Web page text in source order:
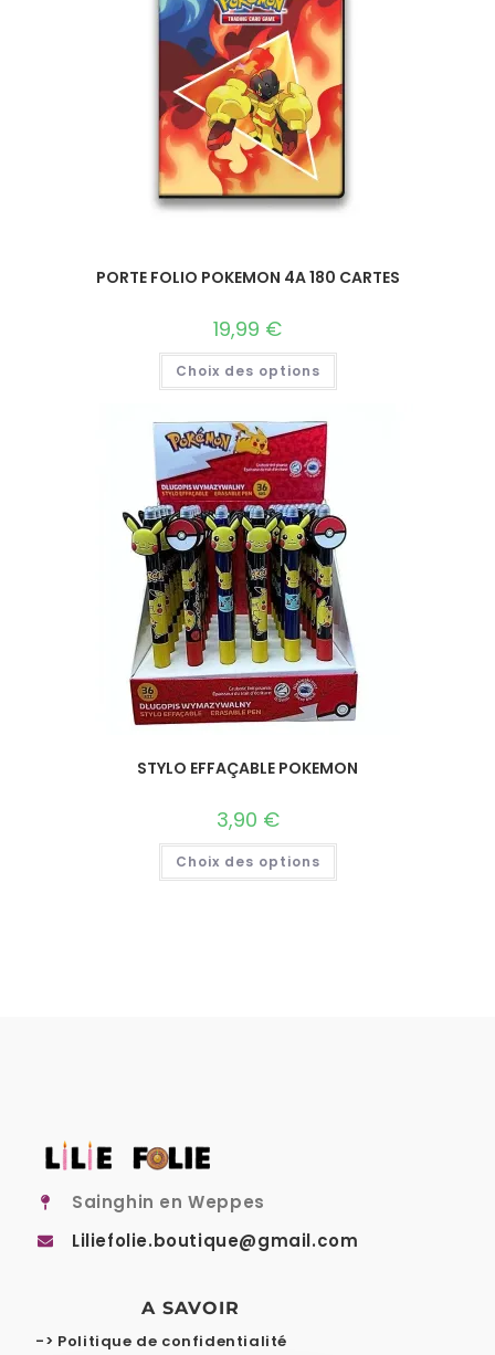
PORTE FOLIO POKEMON 4A 180 CARTES
19,99 €
Choix des options
STYLO EFFAÇABLE POKEMON
3,90 €
Choix des options
Sainghin en Weppes
Liliefolie.boutique@gmail.com
A SAVOIR
-> Politique de confidentialité